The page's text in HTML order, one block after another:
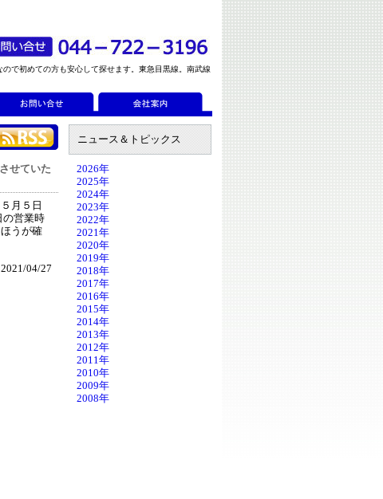
初めての方も安心して探せます。東急目黒線。南武線
ニュース＆トピックス
2026年
2025年
2024年
2023年
2022年
2021年
2020年
2019年
2018年
2017年
2016年
2015年
2014年
2013年
2012年
2011年
2010年
2009年
2008年
せていた
月５日
の営業時
うが確
04/27